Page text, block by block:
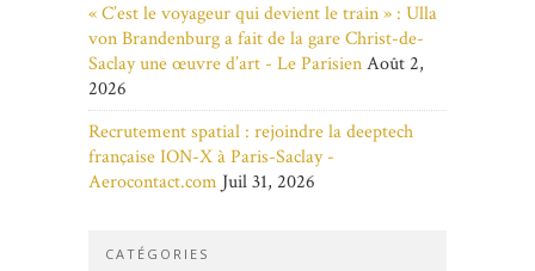
« C’est le voyageur qui devient le train » : Ulla
von Brandenburg a fait de la gare Christ-de-
Saclay une œuvre d’art - Le ParisienAoût 2,
2026
Recrutement spatial : rejoindre la deeptech
française ION-X à Paris-Saclay -
Aerocontact.com Juil 31, 2026
CATÉGORIES